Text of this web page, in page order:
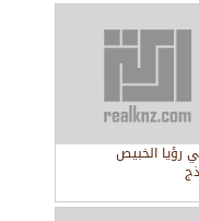
رؤيا الخبيص